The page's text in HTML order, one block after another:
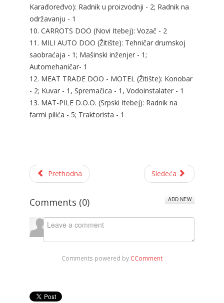
Karađoređvo): Radnik u proizvodnji - 2; Radnik na
održavanju - 1
10. CARROTS DOO (Novi Itebej): Vozač - 2
11. MILI AUTO DOO (Žitište): Tehničar drumskoj
saobraćaja - 1; Mašinski inženjer - 1;
Automehaničar- 1
12. MEAT TRADE DOO - MOTEL (Žitište): Konobar
- 2; Kuvar - 1, Spremačica - 1, Vodoinstalater - 1
13. MAT-PILE D.O.O. (Srpski Itebej): Radnik na
farmi pilića - 5; Traktorista - 1
Prethodna Sledeća
Comments (0) ADD NEW
Comments powered by CComment